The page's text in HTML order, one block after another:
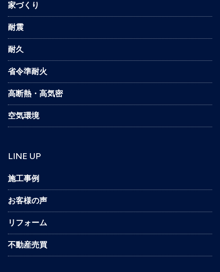
家づくり
耐震
耐久
省令準耐火
高断熱・高気密
空気環境
LINE UP
施工事例
お客様の声
リフォーム
不動産売買